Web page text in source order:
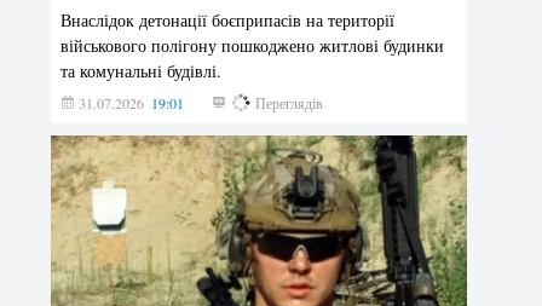
Внаслідок детонації боєприпасів на території
військового полігону пошкоджено житлові будинки
та комунальні будівлі.
31.07.2026 19:01 183 Переглядів